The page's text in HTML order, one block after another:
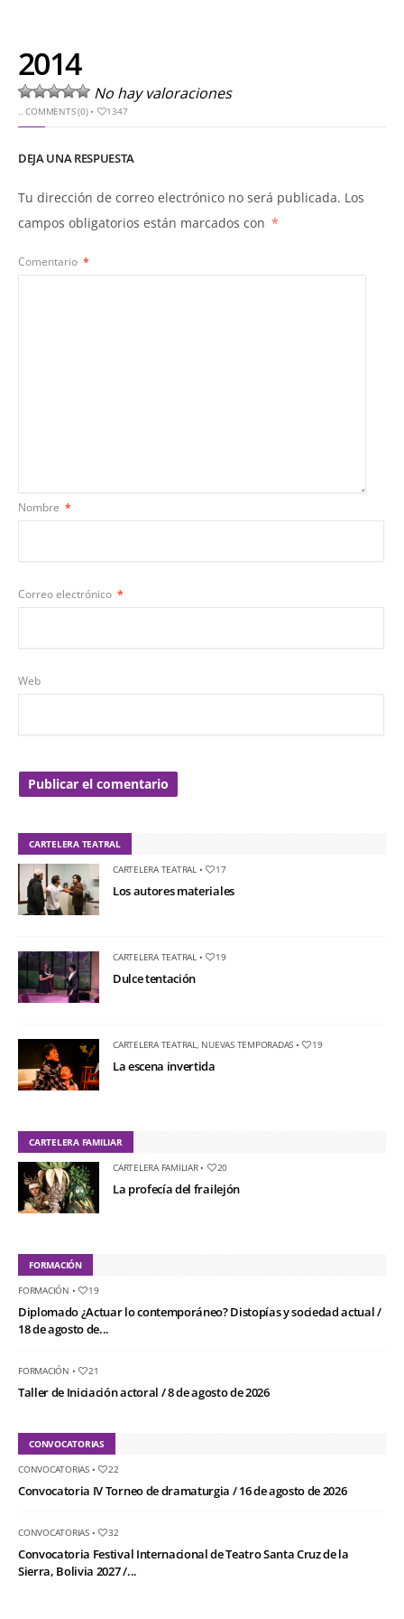
2014
No hay valoraciones
..COMMENTS (0)• 1347
DEJA UNA RESPUESTA
Tu dirección de correo electrónico no será publicada. Los
campos obligatorios están marcados con *
Comentario *
Nombre *
Correo electrónico *
Web
CARTELERA TEATRAL
CARTELERA TEATRAL• 17
Los autores materiales
CARTELERA TEATRAL• 19
Dulce tentación
CARTELERA TEATRAL, NUEVAS TEMPORADAS • 19
La escena invertida
CARTELERA FAMILIAR
CARTELERA FAMILIAR• 20
La profecía del frailejón
FORMACIÓN
FORMACIÓN • 19
Diplomado ¿Actuar lo contemporáneo? Distopías y sociedad actual /
18 de agosto de...
FORMACIÓN • 21
Taller de Iniciación actoral / 8 de agosto de 2026
CONVOCATORIAS
CONVOCATORIAS• 22
Convocatoria IV Torneo de dramaturgia / 16 de agosto de 2026
CONVOCATORIAS• 32
Convocatoria Festival Internacional de Teatro Santa Cruz de la
Sierra, Bolivia 2027 /...